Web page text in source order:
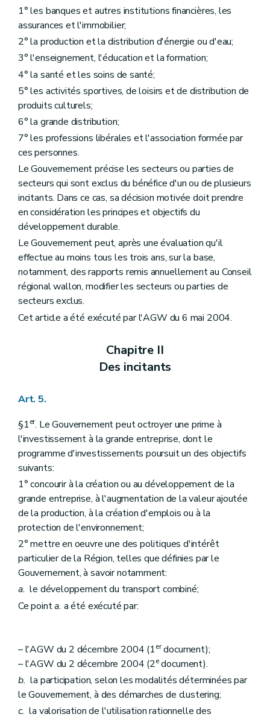
1° les banques et autres institutions financières, les
assurances et l'immobilier;
2° la production et la distribution d'énergie ou d'eau;
3° l'enseignement, l'éducation et la formation;
4° la santé et les soins de santé;
5° les activités sportives, de loisirs et de distribution de
produits culturels;
6° la grande distribution;
7° les professions libérales et l'association formée par
ces personnes.
Le Gouvernement précise les secteurs ou parties de
secteurs qui sont exclus du bénéfice d'un ou de plusieurs
incitants. Dans ce cas, sa décision motivée doit prendre
en considération les principes et objectifs du
développement durable.
Le Gouvernement peut, après une évaluation qu'il
effectue au moins tous les trois ans, sur la base,
notamment, des rapports remis annuellement au Conseil
régional wallon, modifier les secteurs ou parties de
secteurs exclus.
Cet article a été exécuté par l'AGW du 6 mai 2004.
Chapitre II
Des incitants
Art. 5.
§1er. Le Gouvernement peut octroyer une prime à
l'investissement à la grande entreprise, dont le
programme d'investissements poursuit un des objectifs
suivants:
1° concourir à la création ou au développement de la
grande entreprise, à l'augmentation de la valeur ajoutée
de la production, à la création d'emplois ou à la
protection de l'environnement;
2° mettre en oeuvre une des politiques d'intérêt
particulier de la Région, telles que définies par le
Gouvernement, à savoir notamment:
a. le développement du transport combiné;
Ce pointa. a été exécuté par:
– l'AGW du 2 décembre 2004 (1erdocument);
– l'AGW du 2 décembre 2004 (2edocument).
b. la participation, selon les modalités déterminées par
le Gouvernement, à des démarches de clustering;
c. la valorisation de l'utilisation rationnelle des